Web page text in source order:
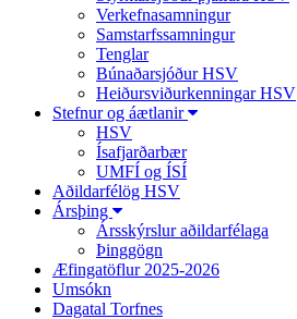
Verkefnasamningur
Samstarfssamningur
Tenglar
Búnaðarsjóður HSV
Heiðursviðurkenningar HSV
Stefnur og áætlanir
HSV
Ísafjarðarbær
UMFÍ og ÍSÍ
Aðildarfélög HSV
Ársþing
Ársskýrslur aðildarfélaga
Þinggögn
Æfingatöflur 2025-2026
Umsókn
Dagatal Torfnes